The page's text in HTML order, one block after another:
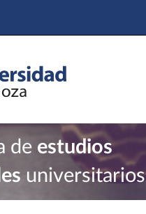
de estudios
universitarios